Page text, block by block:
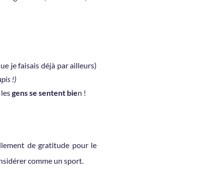
je faisais déjà par ailleurs)
!)
gens se sentent bien !
de gratitude pour le
comme un sport.